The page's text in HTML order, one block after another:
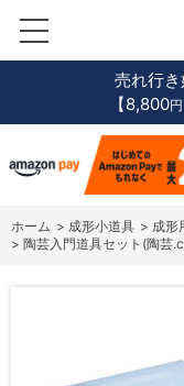
売れ行
【8,800
ホーム > 成形小道具 > 成形
> 陶芸入門道具セット(陶芸